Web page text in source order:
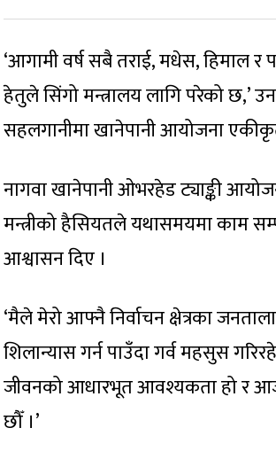
‘आगामी वर्ष सबै तराई, मधेस, हिमाल र
हेतुले सिंगो मन्त्रालय लागि परेको छ,’
सहलगानीमा खानेपानी आयोजना
नागवा खानेपानी ओभरहेड ट्याङ्की
मन्त्रीको हैसियतले यथासमयमा काम
आश्वासन दिए ।
‘मैले मेरो आफ्नै निर्वाचन क्षेत्रका
शिलान्यास गर्न पाउँदा गर्व महसुस
जीवनको आधारभूत आवश्यकता हो र
छौँ ।’